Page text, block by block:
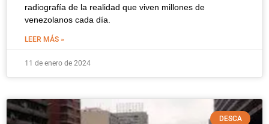
radiografía de la realidad que viven millones de
venezolanos cada día.
LEER MÁS »
11 de enero de 2024
DESCA